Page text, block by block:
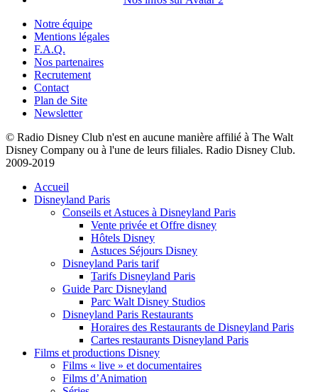
Notre équipe
Mentions légales
F.A.Q.
Nos partenaires
Recrutement
Contact
Plan de Site
Newsletter
© Radio Disney Club n'est en aucune manière affilié à The Walt
Disney Company ou à l'une de leurs filiales. Radio Disney Club.
2009-2019
Accueil
Disneyland Paris
Conseils et Astuces à Disneyland Paris
Vente privée et Offre disney
Hôtels Disney
Astuces Séjours Disney
Disneyland Paris tarif
Tarifs Disneyland Paris
Guide Parc Disneyland
Parc Walt Disney Studios
Disneyland Paris Restaurants
Horaires des Restaurants de Disneyland Paris
Cartes restaurants Disneyland Paris
Films et productions Disney
Films « live » et documentaires
Films d’Animation